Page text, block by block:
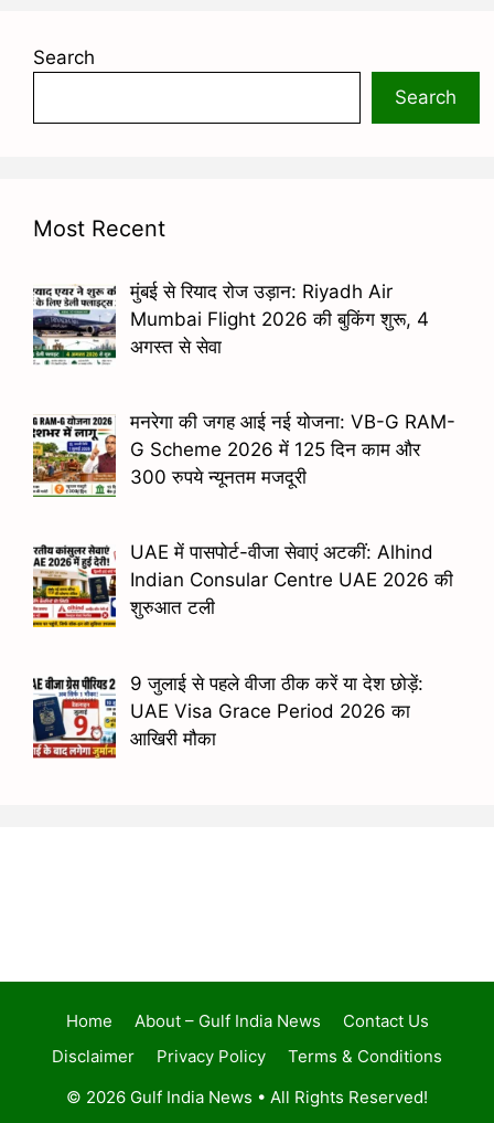
Search
Search
Most Recent
मुंबई से रियाद रोज उड़ान: Riyadh Air
Mumbai Flight 2026 की बुकिंग शुरू, 4
अगस्त से सेवा
मनरेगा की जगह आई नई योजना: VB-G RAM-
G Scheme 2026 में 125 दिन काम और
300 रुपये न्यूनतम मजदूरी
UAE में पासपोर्ट-वीजा सेवाएं अटकीं: Alhind
Indian Consular Centre UAE 2026 की
शुरुआत टली
9 जुलाई से पहले वीजा ठीक करें या देश छोड़ें:
UAE Visa Grace Period 2026 का
आखिरी मौका
Home About – Gulf India News
Contact Us
Disclaimer
Privacy Policy
Terms & Conditions
© 2026 Gulf India News • All Rights Reserved!